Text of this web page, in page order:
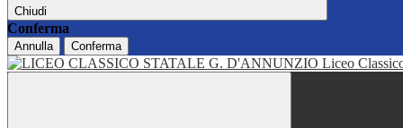
Chiudi
Conferma
Annulla Conferma
Liceo